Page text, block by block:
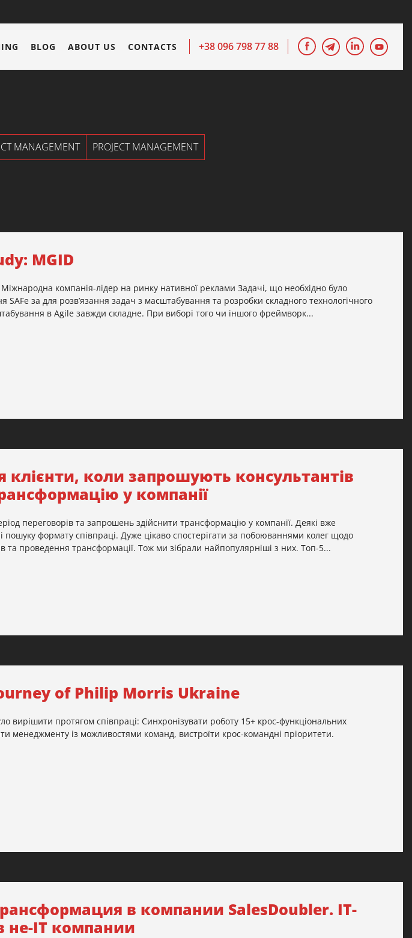
BLOG ABOUT US CONTACTS +38 096 798 77 88
MANAGEMENT PROJECT MANAGEMENT
MGID
компанія-лідер на ринку нативної реклами Задачі, що необхідно було
за для розв’язання задач з масштабування та розробки складного технологічного
в Agile завжди складне. При виборі того чи іншого фреймворк...
клієнти, коли запрошують консультантів
у компанії
переговорів та запрошень здійснити трансформацію у компанії. Деякі вже
пошуку формату співпраці. Дуже цікаво спостерігати за побоюваннями колег щодо
та проведення трансформації. Тож ми зібрали найпопулярніші з них. Топ-5...
of Philip Morris Ukraine
вирішити протягом співпраці: Синхронізувати роботу 15+ крос-функціональних
менеджменту із можливостями команд, вистроїти крос-командні пріоритети.
в компании SalesDoubler. IT-
не-IT компании